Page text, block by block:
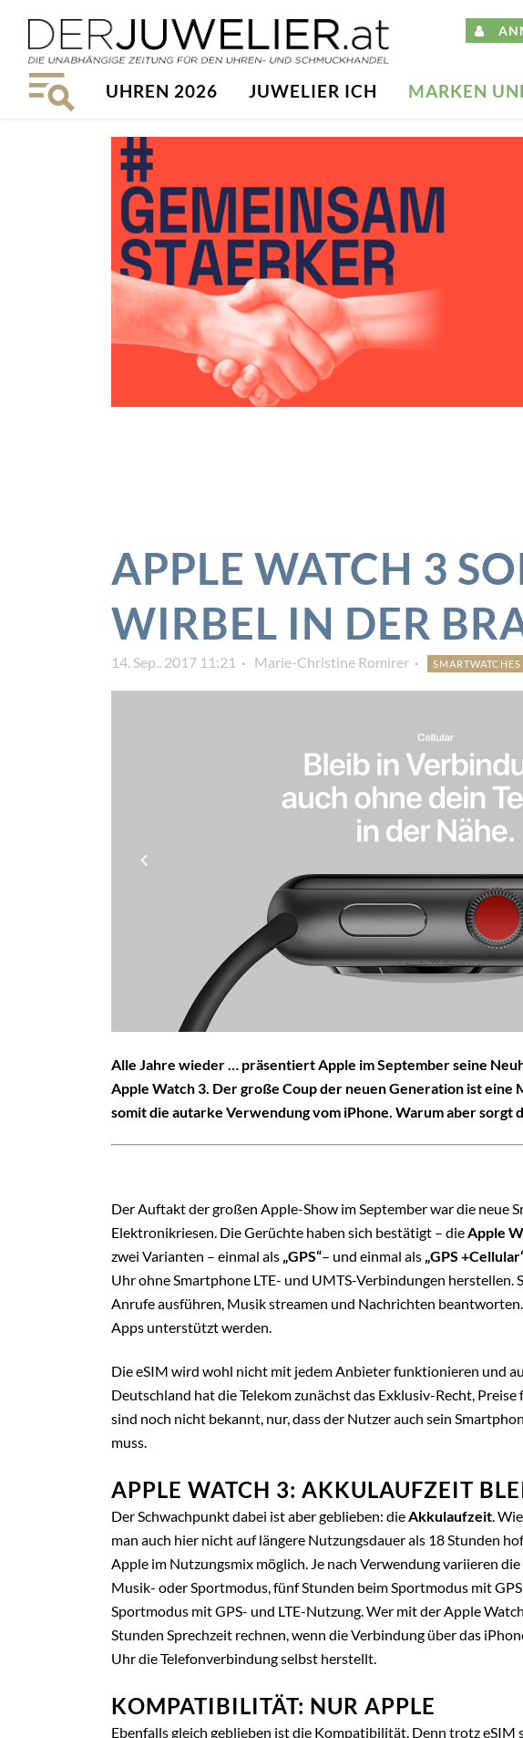
UHREN 2026 JUWELIER ICH MARKEN
APPLE WATCH 3
WIRBEL IN DER
14. Sep.. 2017 11:21 Marie-Christine Romirer SMARTWATCHES
Alle Jahre wieder … präsentiert Apple im September seine
Apple Watch 3. Der große Coup der neuen Generation ist eine
somit die autarke Verwendung vom iPhone. Warum aber sorgt
Der Auftakt der großen Apple-Show im September war die neue
Elektronikriesen. Die Gerüchte haben sich bestätigt – dieApple
zwei Varianten – einmal als „GPS“– und einmal als „GPS
Uhr ohne Smartphone LTE- und UMTS-Verbindungen herstellen.
Anrufe ausführen, Musik streamen und Nachrichten
Apps unterstützt werden.
Die eSIM wird wohl nicht mit jedem Anbieter funktionieren und
Deutschland hat die Telekom zunächst das Exklusiv-Recht,
sind noch nicht bekannt, nur, dass der Nutzer auch sein
muss.
APPLE WATCH 3: AKKULAUFZEIT
Der Schwachpunkt dabei ist aber geblieben: dieAkkulaufzeit.
man auch hier nicht auf längere Nutzungsdauer als 18 Stunden
Apple im Nutzungsmix möglich. Je nach Verwendung variieren
Musik- oder Sportmodus, fünf Stunden beim Sportmodus mit
Sportmodus mit GPS- und LTE-Nutzung. Wer mit der Apple
Stunden Sprechzeit rechnen, wenn die Verbindung über das
Uhr die Telefonverbindung selbst herstellt.
KOMPATIBILITÄT: NUR APPLE
Ebenfalls gleich geblieben ist die Kompatibilität. Denn trotz